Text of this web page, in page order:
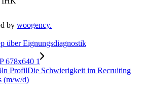
by woogency.
über Eignungsdiagnostik
Die Schwierigkeit im Recruiting
(m/w/d)